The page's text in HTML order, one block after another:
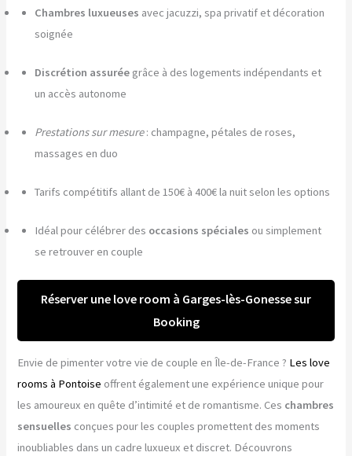
Chambres luxueuses avec jacuzzi, spa privatif et décoration
soignée
Discrétion assurée grâce à des logements indépendants et
un accès autonome
Prestations sur mesure: champagne, pétales de roses,
massages en duo
Tarifs compétitifs allant de 150€ à 400€ la nuit selon les options
Idéal pour célébrer des occasions spéciales ou simplement
se retrouver en couple
Réserver une love room à Garges-lès-Gonesse sur
Booking
Envie de pimenter votre vie de couple en Île-de-France ? Les love
rooms à Pontoise offrent également une expérience unique pour
les amoureux en quête d’intimité et de romantisme. Ces chambres
sensuelles conçues pour les couples promettent des moments
inoubliables dans un cadre luxueux et discret. Découvrons